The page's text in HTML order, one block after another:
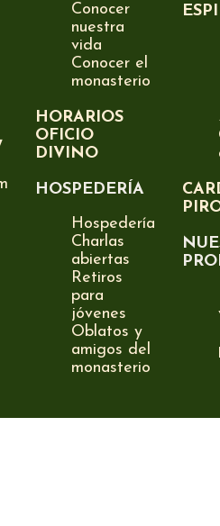
Conocer
nuestra
vida
Conocer el
monasterio
HORARIOS
OFICIO
DIVINO
HOSPEDERÍA
Hospedería
Charlas
abiertas
Retiros
para
jóvenes
Oblatos y
amigos del
monasterio